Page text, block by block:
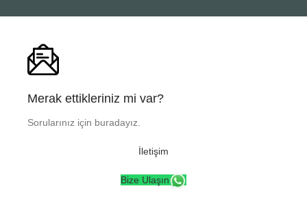
Merak ettikleriniz mi var?
Sorularınız için buradayız.
İletişim
Bize Ulaşın